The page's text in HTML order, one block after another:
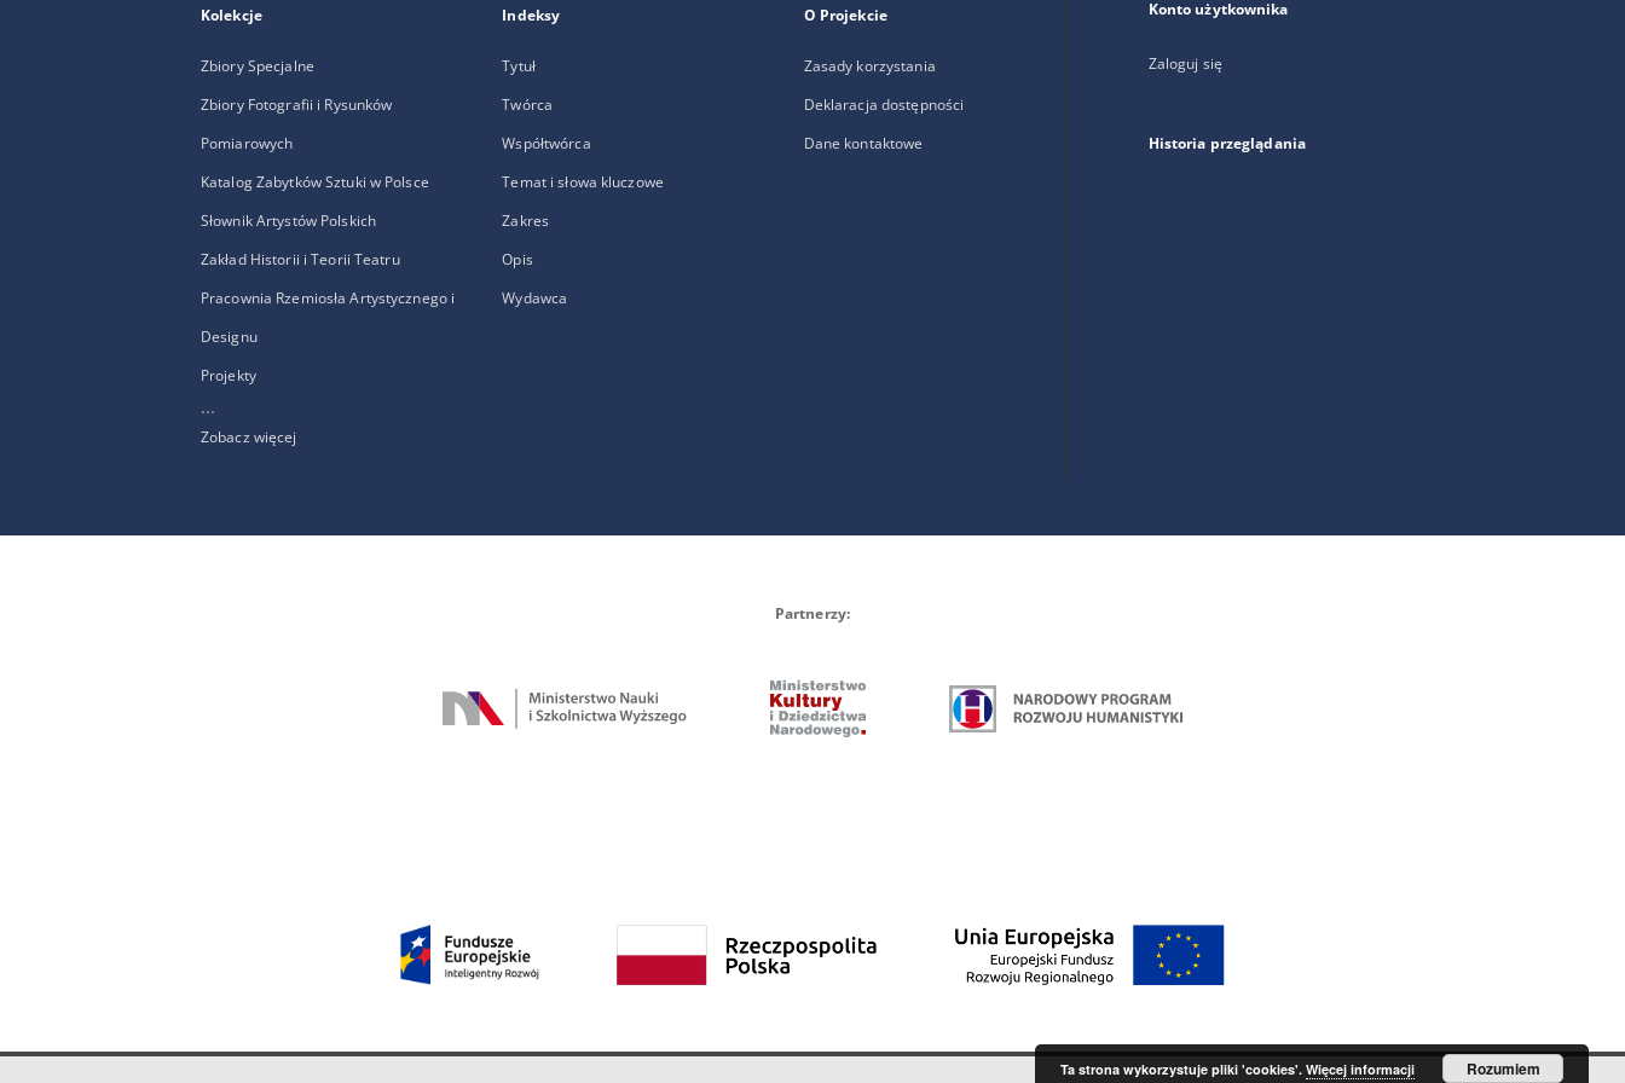
Kolekcje
Zbiory Specjalne
Zbiory Fotografii i Rysunków
Pomiarowych
Katalog Zabytków Sztuki w Polsce
Słownik Artystów Polskich
Zakład Historii i Teorii Teatru
Pracownia Rzemiosła Artystycznego i
Designu
Projekty
...
Zobacz więcej
Indeksy
Tytuł
Twórca
Współtwórca
Temat i słowa kluczowe
Zakres
Opis
Wydawca
O Projekcie
Zasady korzystania
Deklaracja dostępności
Dane kontaktowe
Konto użytkownika
Zaloguj się
Historia przeglądania
Partnerzy:
Ta strona wykorzystuje pliki 'cookies'. Więcej informacji Rozumiem